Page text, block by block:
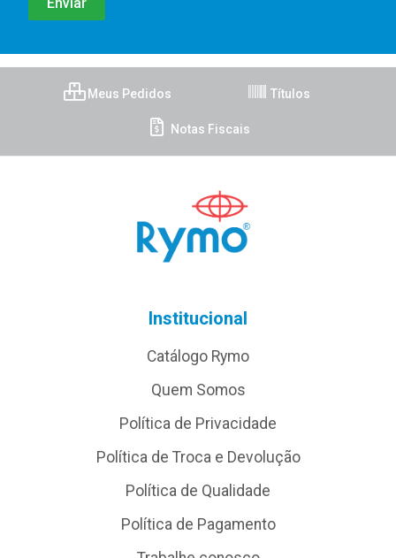
Meus Pedidos Títulos
Notas Fiscais
Institucional
Catálogo Rymo
Quem Somos
Política de Privacidade
Política de Troca e Devolução
Política de Qualidade
Política de Pagamento